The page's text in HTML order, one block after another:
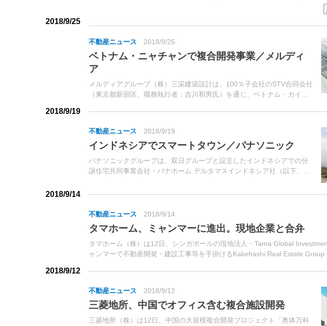
2018/9/25
不動産ニュース 2018/9/25
ベトナム・ニャチャンで複合開発事業／メルディ
ア
メルディアグループ（株）三栄建築設計は、100％子会社のSTV合同会社
（東京都新宿区、職務執行者：吉川和男氏）を通じ、ベトナム・カイン
2018/9/19
不動産ニュース 2018/9/19
インドネシアでスマートタウン／パナソニック
パナソニックグループは、双日グループと設立したインドネシアでの分
譲住宅共同事業会社・パナホーム デルタマスインドネシア社（以下、
2018/9/14
不動産ニュース 2018/9/14
タマホーム、ミャンマーに進出。現地企業と合弁
タマホーム（株）は12日、シンガポールの現地法人・Tama Global
ャンマーで不動産開発・建設工事等を手掛けるKakehashi Real Estate Group
2018/9/12
不動産ニュース 2018/9/12
三菱地所、中国でオフィス含む複合施設開発
三菱地所（株）は12日、中国の大規模複合開発プロジェクト「奥体万科